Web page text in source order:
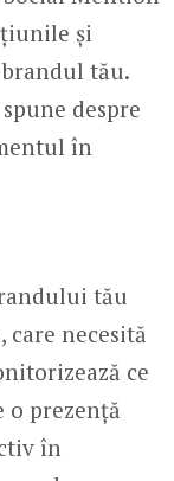
și
tău.
despre
în
tău
care necesită
ce
o prezență
în